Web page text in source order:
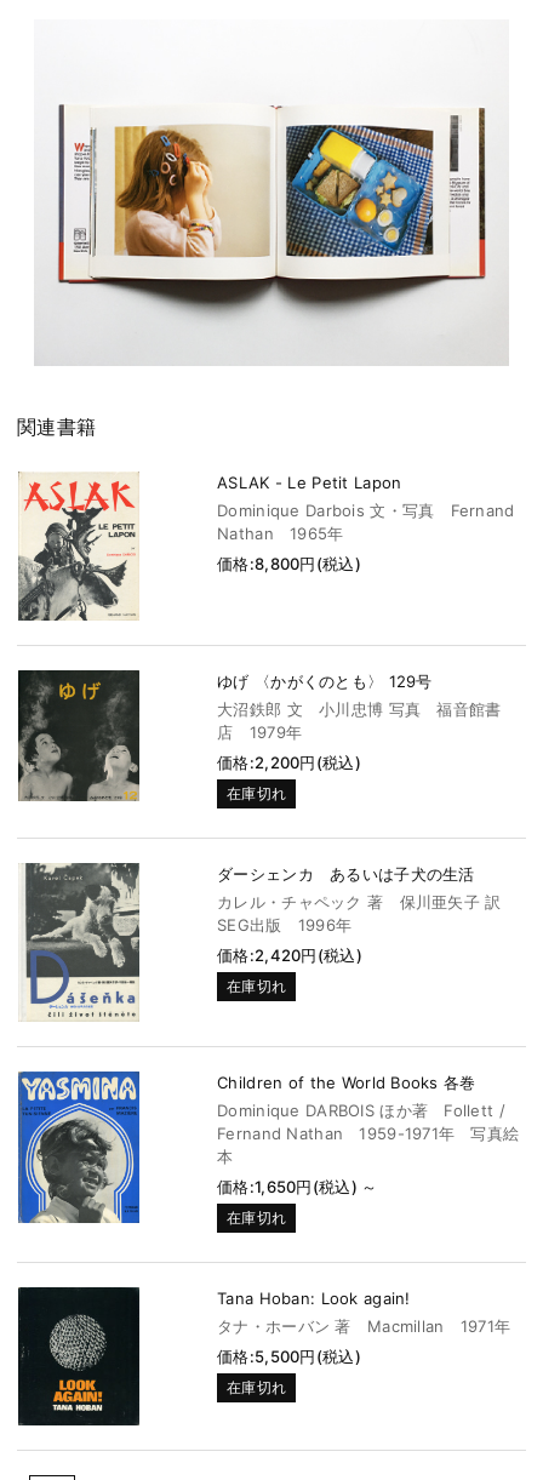
関連書籍
ASLAK - Le Petit Lapon
Dominique Darbois 文・写真 Fernand
Nathan 1965年
価格:8,800円(税込)
ゆげ 〈かがくのとも〉 129号
大沼鉄郎 文 小川忠博 写真 福音館書
店 1979年
価格:2,200円(税込)
在庫切れ
ダーシェンカ あるいは子犬の生活
カレル・チャペック 著 保川亜矢子 訳
SEG出版 1996年
価格:2,420円(税込)
在庫切れ
Children of the World Books 各巻
Dominique DARBOIS ほか著 Follett /
Fernand Nathan 1959-1971年 写真絵
本
価格:1,650円(税込) ～
在庫切れ
Tana Hoban: Look again!
タナ・ホーバン 著 Macmillan 1971年
価格:5,500円(税込)
在庫切れ